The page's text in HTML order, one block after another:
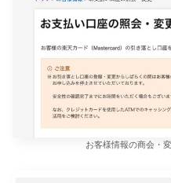
お客様情報の商会・